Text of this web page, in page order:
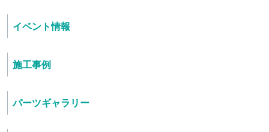
イベント情報
施工事例
パーツギャラリー